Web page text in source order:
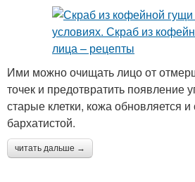
Ими можно очищать лицо от
точек и предотвратить появление
старые клетки, кожа обновляется и
бархатистой.
читать дальше →